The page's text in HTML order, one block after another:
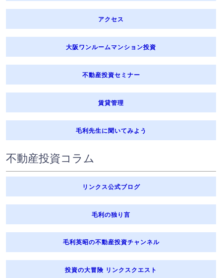
アクセス
大阪ワンルームマンション投資
不動産投資セミナー
賃貸管理
毛利先生に聞いてみよう
不動産投資コラム
リンクス公式ブログ
毛利の独り言
毛利英昭の不動産投資チャンネル
投資の大冒険 リンクスクエスト